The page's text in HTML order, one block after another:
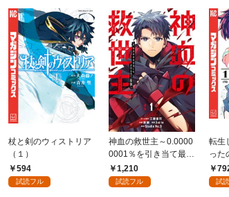
杖と剣のウィストリア
（１）
594
試読フル
神血の救世主～0.0000
0001％を引き当て最強
へ～【電子書籍特典
付】（１）
1,210
試読フル
転生
った
術を
試